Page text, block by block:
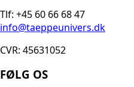
Tlf: +45 60 66 68 47
info@taeppeunivers.dk
CVR: 45631052
FØLG OS